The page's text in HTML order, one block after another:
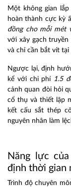
Một không gian
hoàn thành cực kỳ
đồng cho mỗi mét
với xây gạch
và chỉ cần bắt vít
Ngược lại, định
kể với chi phí 1.5
cảnh quan đòi hỏi
cổ thụ và thiết lập
kết cấu sắt thép
nguyên nhân làm
Năng lực
định thời gian
Trình độ chuyên